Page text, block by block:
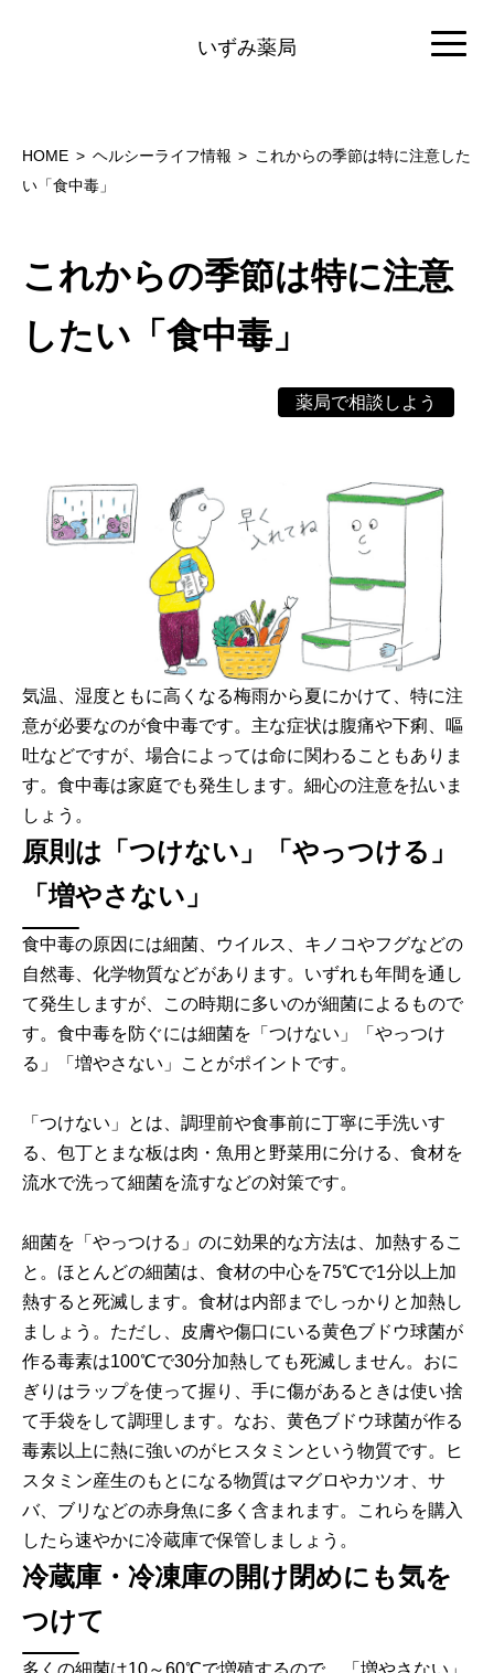
いずみ薬局
HOME ヘルシーライフ情報
これからの季節は特に注意した
い「食中毒」
これからの季節は特に注意
したい「食中毒」
薬局で相談しよう
気温、湿度ともに高くなる梅雨から夏にかけて、特に注
意が必要なのが食中毒です。主な症状は腹痛や下痢、嘔
吐などですが、場合によっては命に関わることもありま
す。食中毒は家庭でも発生します。細心の注意を払いま
しょう。
原則は「つけない」「やっつける」
「増やさない」
食中毒の原因には細菌、ウイルス、キノコやフグなどの
自然毒、化学物質などがあります。いずれも年間を通し
て発生しますが、この時期に多いのが細菌によるもので
す。食中毒を防ぐには細菌を「つけない」「やっつけ
る」「増やさない」ことがポイントです。
「つけない」とは、調理前や食事前に丁寧に手洗いす
る、包丁とまな板は肉・魚用と野菜用に分ける、食材を
流水で洗って細菌を流すなどの対策です。
細菌を「やっつける」のに効果的な方法は、加熱するこ
と。ほとんどの細菌は、食材の中心を75℃で1分以上加
熱すると死滅します。食材は内部までしっかりと加熱し
ましょう。ただし、皮膚や傷口にいる黄色ブドウ球菌が
作る毒素は100℃で30分加熱しても死滅しません。おに
ぎりはラップを使って握り、手に傷があるときは使い捨
て手袋をして調理します。なお、黄色ブドウ球菌が作る
毒素以上に熱に強いのがヒスタミンという物質です。ヒ
スタミン産生のもとになる物質はマグロやカツオ、サ
バ、ブリなどの赤身魚に多く含まれます。これらを購入
したら速やかに冷蔵庫で保管しましょう。
冷蔵庫・冷凍庫の開け閉めにも気を
つけて
多くの細菌は10～60℃で増殖するので、「増やさない」